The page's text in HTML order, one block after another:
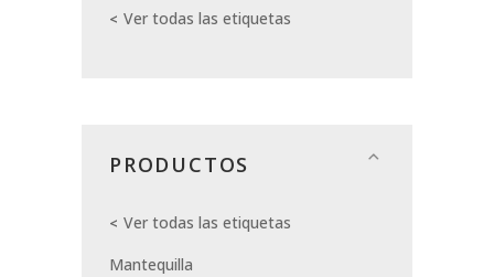
Ver todas las etiquetas
PRODUCTOS
Ver todas las etiquetas
Mantequilla